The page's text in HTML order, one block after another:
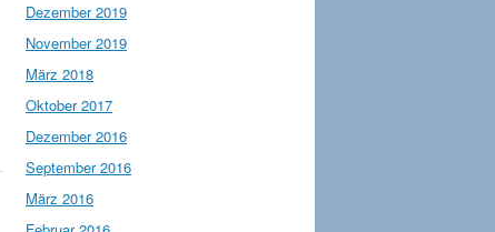
Dezember 2019
November 2019
März 2018
Oktober 2017
Dezember 2016
September 2016
März 2016